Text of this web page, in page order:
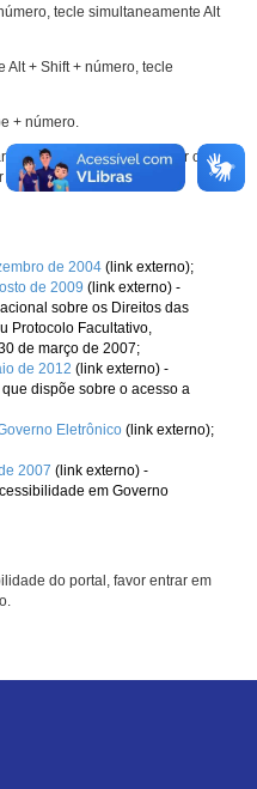
tecle simultaneamente Alt
Alt + Shift + número, tecle
+ número.
que explicam melhor o
nos sites da
de 2004 (link externo);
de 2009 (link externo) -
sobre os Direitos das
Protocolo Facultativo,
de março de 2007;
de 2012 (link externo) -
dispõe sobre o acesso a
Eletrônico (link externo);
2007 (link externo) -
em Governo
do portal, favor entrar em